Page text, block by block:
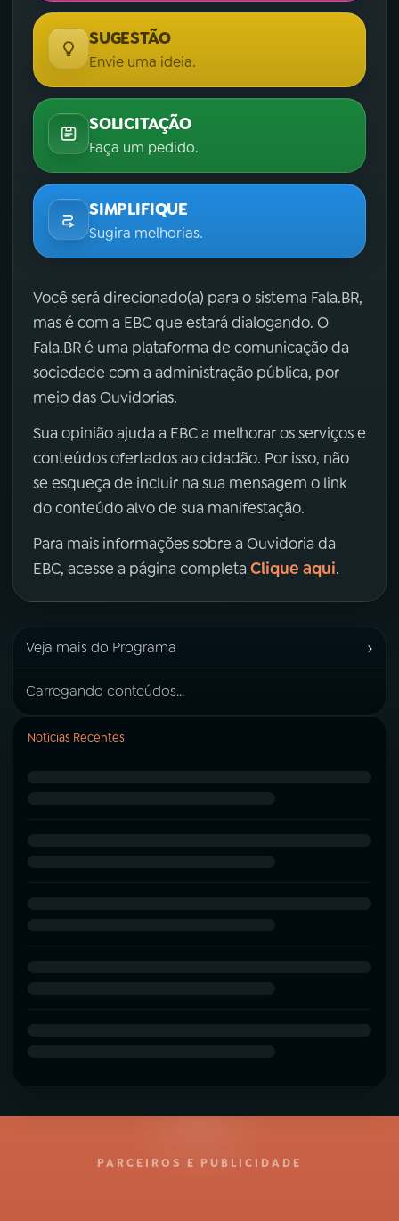
SUGESTÃO
Envie uma ideia.
SOLICITAÇÃO
Faça um pedido.
SIMPLIFIQUE
Sugira melhorias.
Você será direcionado(a) para o sistema Fala.BR,
mas é com a EBC que estará dialogando. O
Fala.BR é uma plataforma de comunicação da
sociedade com a administração pública, por
meio das Ouvidorias.
Sua opinião ajuda a EBC a melhorar os serviços e
conteúdos ofertados ao cidadão. Por isso, não
se esqueça de incluir na sua mensagem o link
do conteúdo alvo de sua manifestação.
Para mais informações sobre a Ouvidoria da
EBC, acesse a página completa Clique aqui.
Veja mais do Programa ›
Carregando conteúdos...
Notícias Recentes
PARCEIROS E PUBLICIDADE